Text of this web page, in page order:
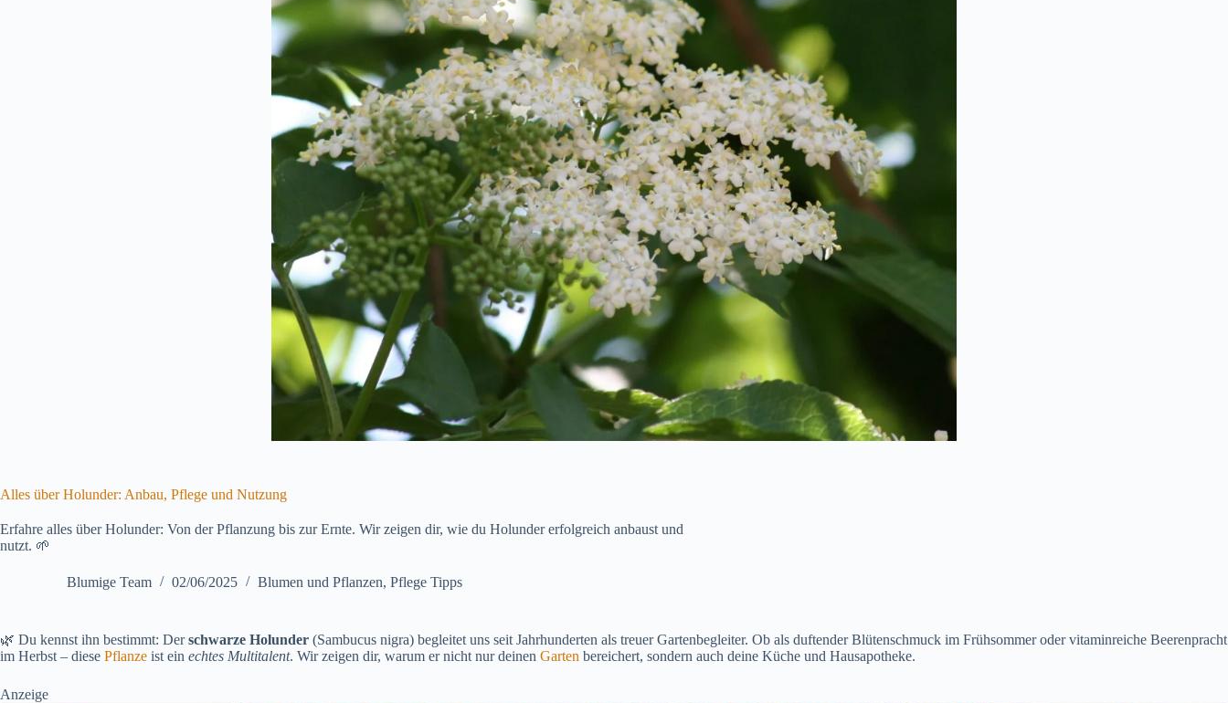
Alles über Holunder: Anbau, Pflege und Nutzung
Erfahre alles über Holunder: Von der Pflanzung bis zur Ernte. Wir zeigen dir, wie du Holunder erfolgreich anbaust und
nutzt. 🌱
Blumige Team 02/06/2025 Blumen und Pflanzen, Pflege Tipps
🌿 Du kennst ihn bestimmt: Derschwarze Holunder (Sambucus nigra) begleitet uns seit Jahrhunderten als treuer Gartenbegleiter. Ob als duftender Blütenschmuck im Frühsommer oder vitaminreiche Beerenpracht
im Herbst – diese Pflanze ist ein echtes Multitalent. Wir zeigen dir, warum er nicht nur deinen Garten bereichert, sondern auch deine Küche und Hausapotheke.
Anzeige